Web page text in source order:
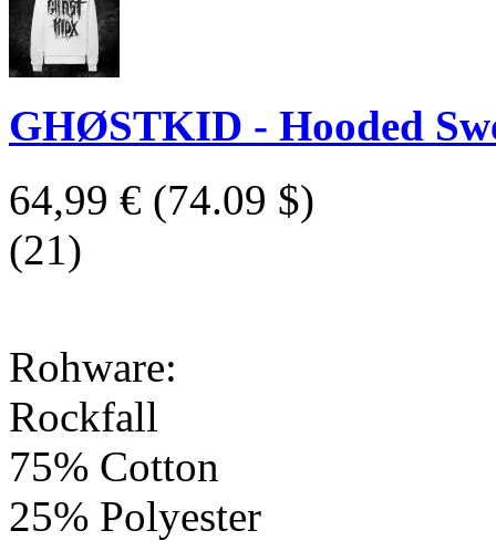
GHØSTKID - Hooded
64,99 € (74.09 $)
(21)
Rohware:
Rockfall
75% Cotton
25% Polyester